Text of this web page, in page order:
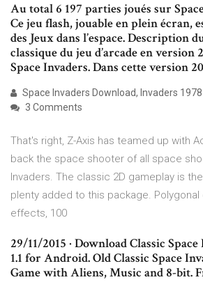
Au total 6 197 parties joués sur
Ce jeu flash, jouable en plein écran,
des Jeux dans l’espace. Description
classique du jeu d’arcade en version
Space Invaders. Dans cette version
Space Invaders Download, Invaders 1978
3 Comments
That's right, Z-Axis has teamed up with
back the space shooter of all space
Invaders. The classic 2D gameplay is
plenty added to this package. Polygonal
effects, 100
29/11/2015 · Download Classic
1.1 for Android. Old Classic Space
Game with Aliens, Music and 8-bit.